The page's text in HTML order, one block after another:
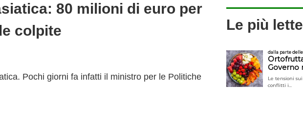
80 milioni di euro per
colpite
Pochi giorni fa infatti il ministro per le Politiche
Le più lette